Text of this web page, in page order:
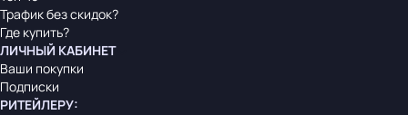
Трафик без скидок?
Где купить?
ЛИЧНЫЙ КАБИНЕТ
Ваши покупки
Подписки
РИТЕЙЛЕРУ: